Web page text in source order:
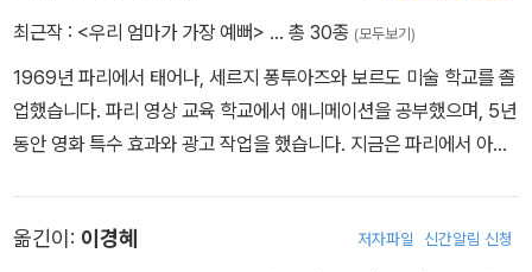
최근작 : <우리 엄마가 가장 예뻐> … 총 30종 (모두보기)
1969년 파리에서 태어나, 세르지 퐁투아즈와 보르도 미술 학교를 졸
업했습니다. 파리 영상 교육 학교에서 애니메이션을 공부했으며, 5년
동안 영화 특수 효과와 광고 작업을 했습니다. 지금은 파리에서 아이
야!》, 《너무 부끄러워!》 등이 있습니다.
옮긴이: 이경혜 저자파일 신간알림 신청